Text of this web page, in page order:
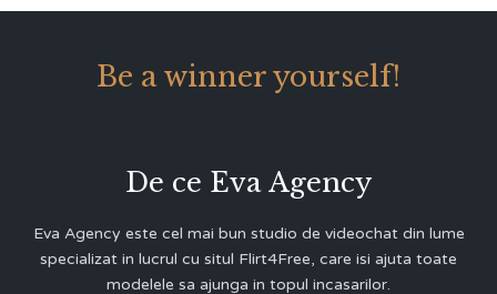
Be a winner yourself!
De ce Eva Agency
Eva Agency este cel mai bun studio de videochat din lume
specializat in lucrul cu situl Flirt4Free, care isi ajuta toate
modelele sa ajunga in topul incasarilor.